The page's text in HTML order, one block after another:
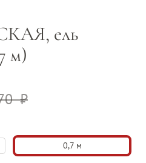
ель
м)
0,7 м